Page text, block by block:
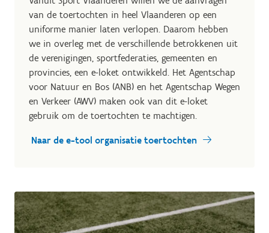
van de toertochten in heel Vlaanderen op een
uniforme manier laten verlopen. Daarom hebben
we in overleg met de verschillende betrokkenen uit
de verenigingen, sportfederaties, gemeenten en
provincies, een e-loket ontwikkeld. Het Agentschap
voor Natuur en Bos (ANB) en het Agentschap Wegen
en Verkeer (AWV) maken ook van dit e-loket
gebruik om de toertochten te machtigen.
Naar de e-tool organisatie toertochten